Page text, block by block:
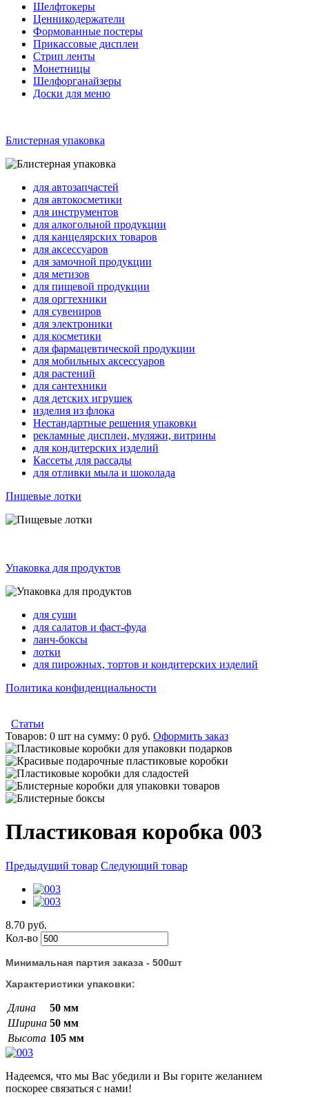
Шелфтокеры
Ценникодержатели
Формованные постеры
Прикассовые дисплеи
Стрип ленты
Монетницы
Шелфорганайзеры
Доски для меню
Блистерная упаковка
для автозапчастей
для автокосметики
для инструментов
для алкогольной продукции
для канцелярских товаров
для аксессуаров
для замочной продукции
для метизов
для пищевой продукции
для оргтехники
для сувениров
для электроники
для косметики
для фармацевтической продукции
для мобильных аксессуаров
для растений
для сантехники
для детских игрушек
изделия из флока
Нестандартные решения упаковки
рекламные дисплеи, муляжи, витрины
для кондитерских изделий
Кассеты для рассады
для отливки мыла и шоколада
Пищевые лотки
Упаковка для продуктов
для суши
для салатов и фаст-фуда
ланч-боксы
лотки
для пирожных, тортов и кондитерских изделий
Политика конфиденциальности
Статьи
Товаров: 0 шт на сумму: 0 руб. Оформить заказ
Пластиковая коробка 003
Предыдущий товар Следующий товар
8.70 руб.
Кол-во
Минимальная партия заказа - 500шт
Характеристики упаковки:
Длина
50 мм
Ширина 50 мм
Высота 105 мм
Надеемся, что мы Вас убедили и Вы горите желанием
поскорее связаться с нами!